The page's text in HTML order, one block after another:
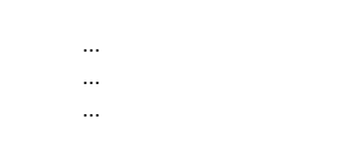
...
...
...